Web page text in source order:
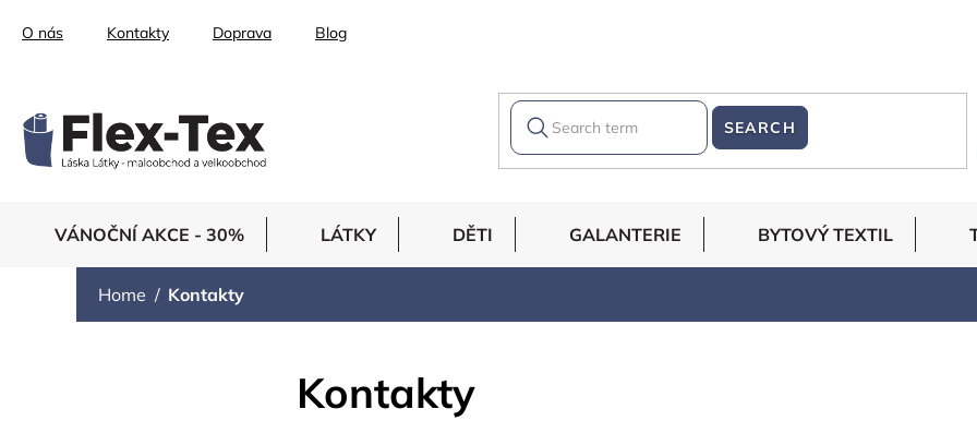
O nás Kontakty Doprava Blog
SEARCH
VÁNOČNÍ AKCE - 30% LÁTKY DĚTI GALANTERIE BYTOVÝ TEXTIL
Home Kontakty
Kontakty